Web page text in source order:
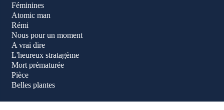
Féminines
Atomic man
Rémi
Nous pour un moment
A vrai dire
L'heureux stratagème
Mort prématurée
Pièce
Belles plantes